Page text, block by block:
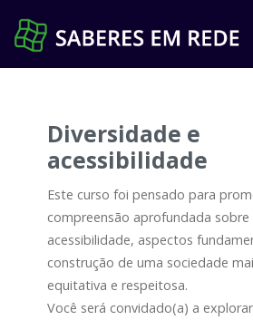
para
Diversidade e
acessibilidade
Este curso foi pensado para
compreensão aprofundada sobre
acessibilidade, aspectos
construção de uma sociedade
equitativa e respeitosa.
Você será convidado(a) a